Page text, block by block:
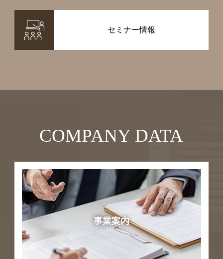
セミナー情報
COMPANY DATA
事業案内